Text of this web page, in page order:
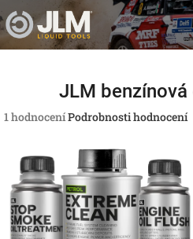
na
obsah
JLM benzínová
Průměrné
hvězdiček.
1 hodnoceníPodrobnosti hodnocení